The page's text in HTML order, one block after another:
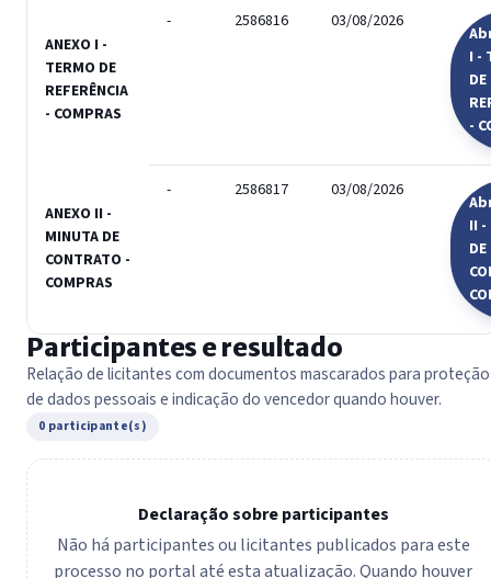
ANEXO I -
TERMO DE
REFERÊNCIA
- COMPRAS
- 2586816 03/08/2026
I -
DE
-
ANEXO II -
MINUTA DE
CONTRATO -
COMPRAS
- 2586817 03/08/2026
II -
DE
Participantes e resultado
Relação de licitantes com documentos mascarados para proteção
de dados pessoais e indicação do vencedor quando houver.
0 participante(s)
Declaração sobre participantes
Não há participantes ou licitantes publicados para este
processo no portal até esta atualização. Quando houver